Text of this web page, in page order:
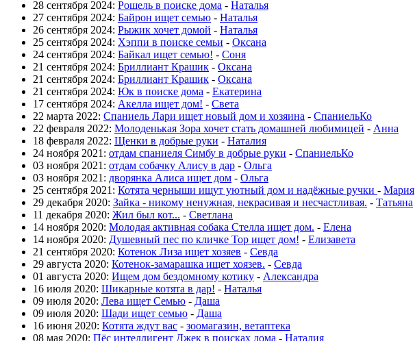
28 сентября 2024: Рошель в поиске дома - Наталья
27 сентября 2024: Байрон ищет семью - Наталья
26 сентября 2024: Рыжик хочет домой - Наталья
25 сентября 2024: Хэппи в поиске семьи - Оксана
24 сентября 2024: Байкал ищет семью! - Соня
21 сентября 2024: Бриллиант Крашик - Оксана
21 сентября 2024: Бриллиант Крашик - Оксана
21 сентября 2024: Юк в поиске дома - Екатерина
17 сентября 2024: Акелла ищет дом! - Света
22 марта 2022: Спаниель Лари ищет новый дом и хозяина - СпаниельКо
22 февраля 2022: Молоденькая Зора хочет стать домашней любимицей - Анна
18 февраля 2022: Щенки в добрые руки - Наталия
24 ноября 2021: отдам спаниеля Симбу в добрые руки - СпаниельКо
03 ноября 2021: отдам собачку Алису в дар - Ольга
03 ноября 2021: дворянка Алиса ищет дом - Ольга
25 сентября 2021: Котята черныши ищут уютный дом и надёжные ручки - Мария
29 декабря 2020: Зайка - никому ненужная, некрасивая и несчастливая. - Татьяна
11 декабря 2020: Жил был кот... - Светлана
14 ноября 2020: Молодая активная собака Стелла ищет дом. - Елена
14 ноября 2020: Душевный пес по кличке Тор ищет дом! - Елизавета
21 сентября 2020: Котенок Лиза ищет хозяев - Севда
29 августа 2020: Котенок-замарашка ищет хоязев. - Севда
01 августа 2020: Ищем дом бездомному котику - Александра
16 июля 2020: Шикарные котята в дар! - Наталья
09 июля 2020: Лева ищет Семью - Даша
09 июля 2020: Шади ищет семью - Даша
16 июня 2020: Котята ждут вас - зоомагазин, ветаптека
08 мая 2020: Пёс интеллигент Джек в поисках дома - Наталия